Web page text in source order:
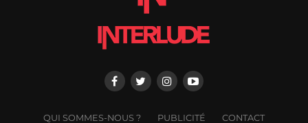
QUI SOMMES-NOUS ? PUBLICITÉ CONTACT